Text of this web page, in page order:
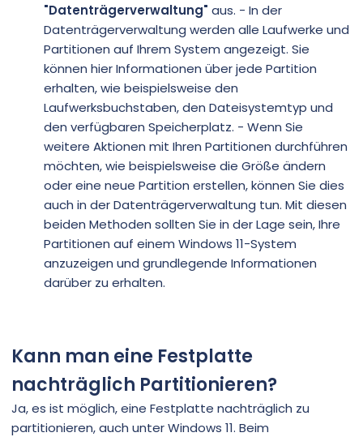
"Datenträgerverwaltung" aus. - In der
Datenträgerverwaltung werden alle Laufwerke und
Partitionen auf Ihrem System angezeigt. Sie
können hier Informationen über jede Partition
erhalten, wie beispielsweise den
Laufwerksbuchstaben, den Dateisystemtyp und
den verfügbaren Speicherplatz. - Wenn Sie
weitere Aktionen mit Ihren Partitionen durchführen
möchten, wie beispielsweise die Größe ändern
oder eine neue Partition erstellen, können Sie dies
auch in der Datenträgerverwaltung tun. Mit diesen
beiden Methoden sollten Sie in der Lage sein, Ihre
Partitionen auf einem Windows 11-System
anzuzeigen und grundlegende Informationen
darüber zu erhalten.
Kann man eine Festplatte
nachträglich Partitionieren?
Ja, es ist möglich, eine Festplatte nachträglich zu
partitionieren, auch unter Windows 11. Beim